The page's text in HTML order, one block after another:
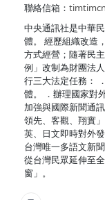
聯絡信箱：
中央通訊社是中華
體。 經歷組織改造
方式經營；隨著民
例」改制為財團法
行三大法定任務：
體。 ．辦理國家對
加強與國際新聞通
領先、客觀、翔實
英、日文即時對外
台灣唯一多語文新
從台灣民眾延伸至
窗」。